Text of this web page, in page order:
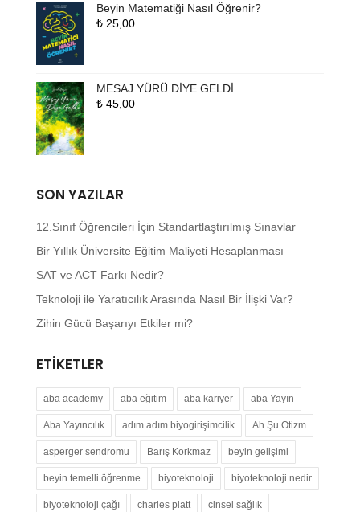
Beyin Matematiği Nasıl Öğrenir?
₺25,00
MESAJ YÜRÜ DİYE GELDİ
₺45,00
SON YAZILAR
12.Sınıf Öğrencileri İçin Standartlaştırılmış Sınavlar
Bir Yıllık Üniversite Eğitim Maliyeti Hesaplanması
SAT ve ACT Farkı Nedir?
Teknoloji ile Yaratıcılık Arasında Nasıl Bir İlişki Var?
Zihin Gücü Başarıyı Etkiler mi?
ETIKETLER
aba academy aba eğitim aba kariyer aba Yayın
Aba Yayıncılık adım adım biyogirişimcilik Ah Şu Otizm
asperger sendromu Barış Korkmaz beyin gelişimi
beyin temelli öğrenme biyoteknoloji biyoteknoloji nedir
biyoteknoloji çağı charles platt cinsel sağlık